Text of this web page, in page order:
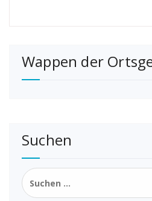
Wappen der
Suchen
Suchen
nach: